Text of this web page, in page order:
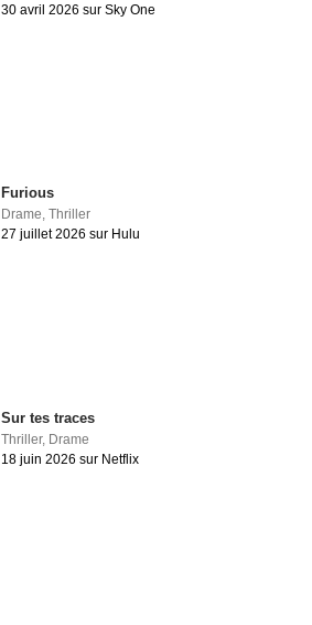
30 avril 2026 sur Sky One
Furious
Drame,Thriller
27 juillet 2026 sur Hulu
Sur tes traces
Thriller, Drame
18 juin 2026 sur Netflix